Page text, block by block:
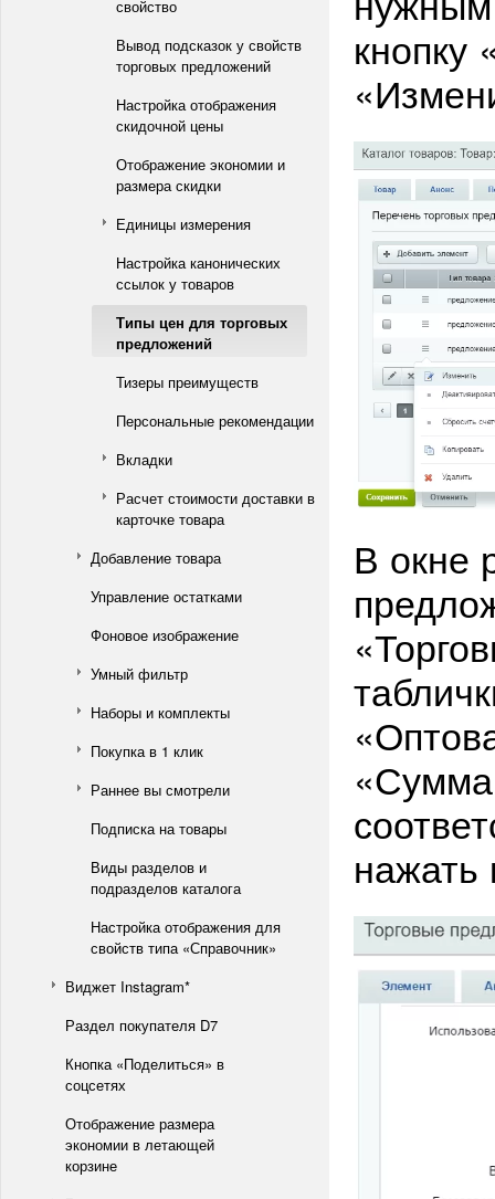
свойство
Вывод подсказок у свойств
торговых предложений
Настройка отображения
скидочной цены
Отображение экономии и
размера скидки
Единицы измерения
Настройка канонических
ссылок у товаров
Типы цен для торговых
предложений
Тизеры преимуществ
Персональные рекомендации
Вкладки
Расчет стоимости доставки в
карточке товара
Добавление товара
Управление остатками
Фоновое изображение
Умный фильтр
Наборы и комплекты
Покупка в 1 клик
Раннее вы смотрели
Подписка на товары
Виды разделов и
подразделов каталога
Настройка отображения для
свойств типа «Справочник»
Виджет Instagram*
Раздел покупателя D7
Кнопка «Поделиться» в
соцсетях
Отображение размера
экономии в летающей
корзине
кнопку
В окне
нажать